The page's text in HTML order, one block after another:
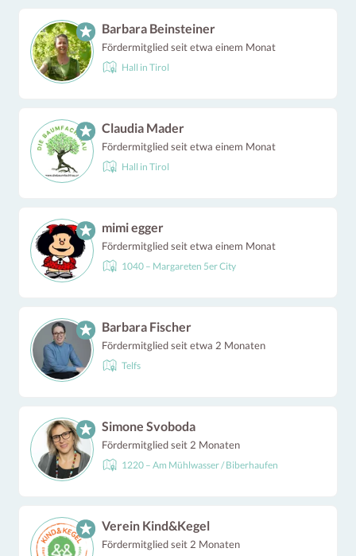
Barbara Beinsteiner
Fördermitglied seit etwa einem Monat
Hall in Tirol
Claudia Mader
Fördermitglied seit etwa einem Monat
Hall in Tirol
mimi egger
Fördermitglied seit etwa einem Monat
1040 – Margareten 5er City
Barbara Fischer
Fördermitglied seit etwa 2 Monaten
Telfs
Simone Svoboda
Fördermitglied seit 2 Monaten
1220 – Am Mühlwasser / Biberhaufen
Verein Kind&Kegel
Fördermitglied seit 2 Monaten